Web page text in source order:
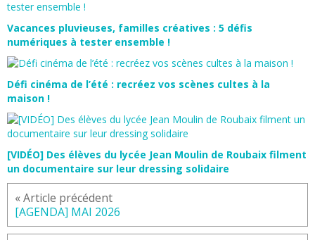
Vacances pluvieuses, familles créatives : 5 défis
numériques à tester ensemble !
Défi cinéma de l’été : recréez vos scènes cultes à la
maison !
[VIDÉO] Des élèves du lycée Jean Moulin de Roubaix filment
un documentaire sur leur dressing solidaire
« Article précédent
[AGENDA] MAI 2026